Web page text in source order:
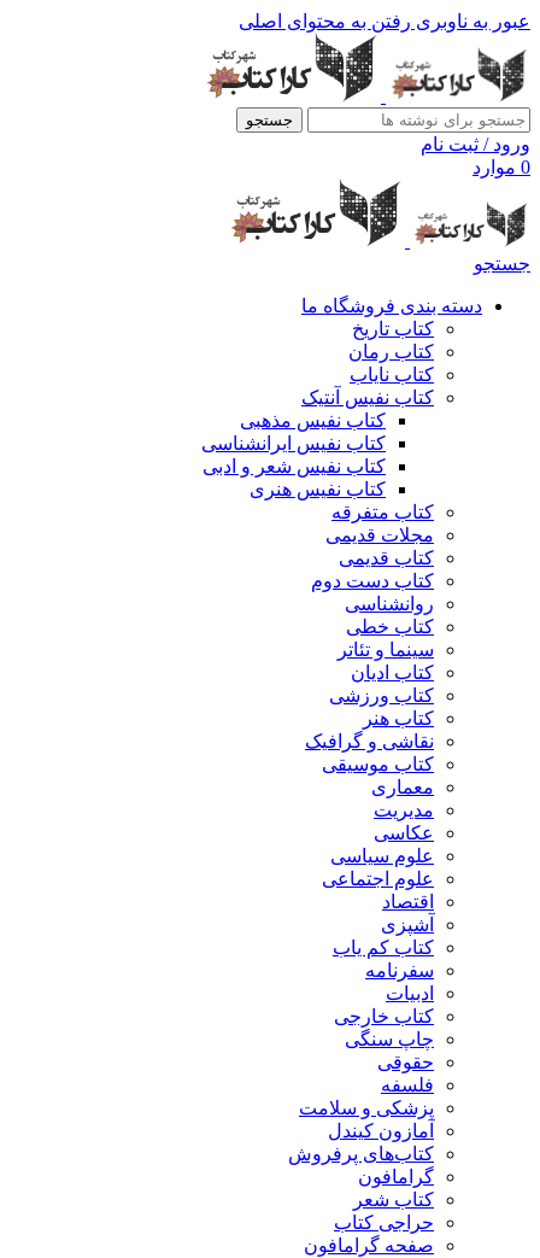
عبور به ناوبری رفتن به محتوای اصلی
جستجو
ورود / ثبت نام
0 موارد
جستجو
دسته بندی فروشگاه ما
کتاب تاریخ
کتاب رمان
کتاب نایاب
کتاب نفیس آنتیک
کتاب نفیس مذهبی
کتاب نفیس ایرانشناسی
کتاب نفیس شعر و ادبی
کتاب نفیس هنری
کتاب متفرقه
مجلات قدیمی
کتاب قدیمی
کتاب دست دوم
روانشناسی
کتاب خطی
سینما و تئاتر
کتاب ادیان
کتاب ورزشی
کتاب هنر
نقاشی و گرافیک
کتاب موسیقی
معماری
مدیریت
عکاسی
علوم سیاسی
علوم اجتماعی
اقتصاد
آشپزی
کتاب کم یاب
سفرنامه
ادبیات
کتاب خارجی
چاپ سنگی
حقوقی
فلسفه
پزشکی و سلامت
آمازون کیندل
کتاب‌های پرفروش
گرامافون
کتاب شعر
حراجی کتاب
صفحه گرامافون